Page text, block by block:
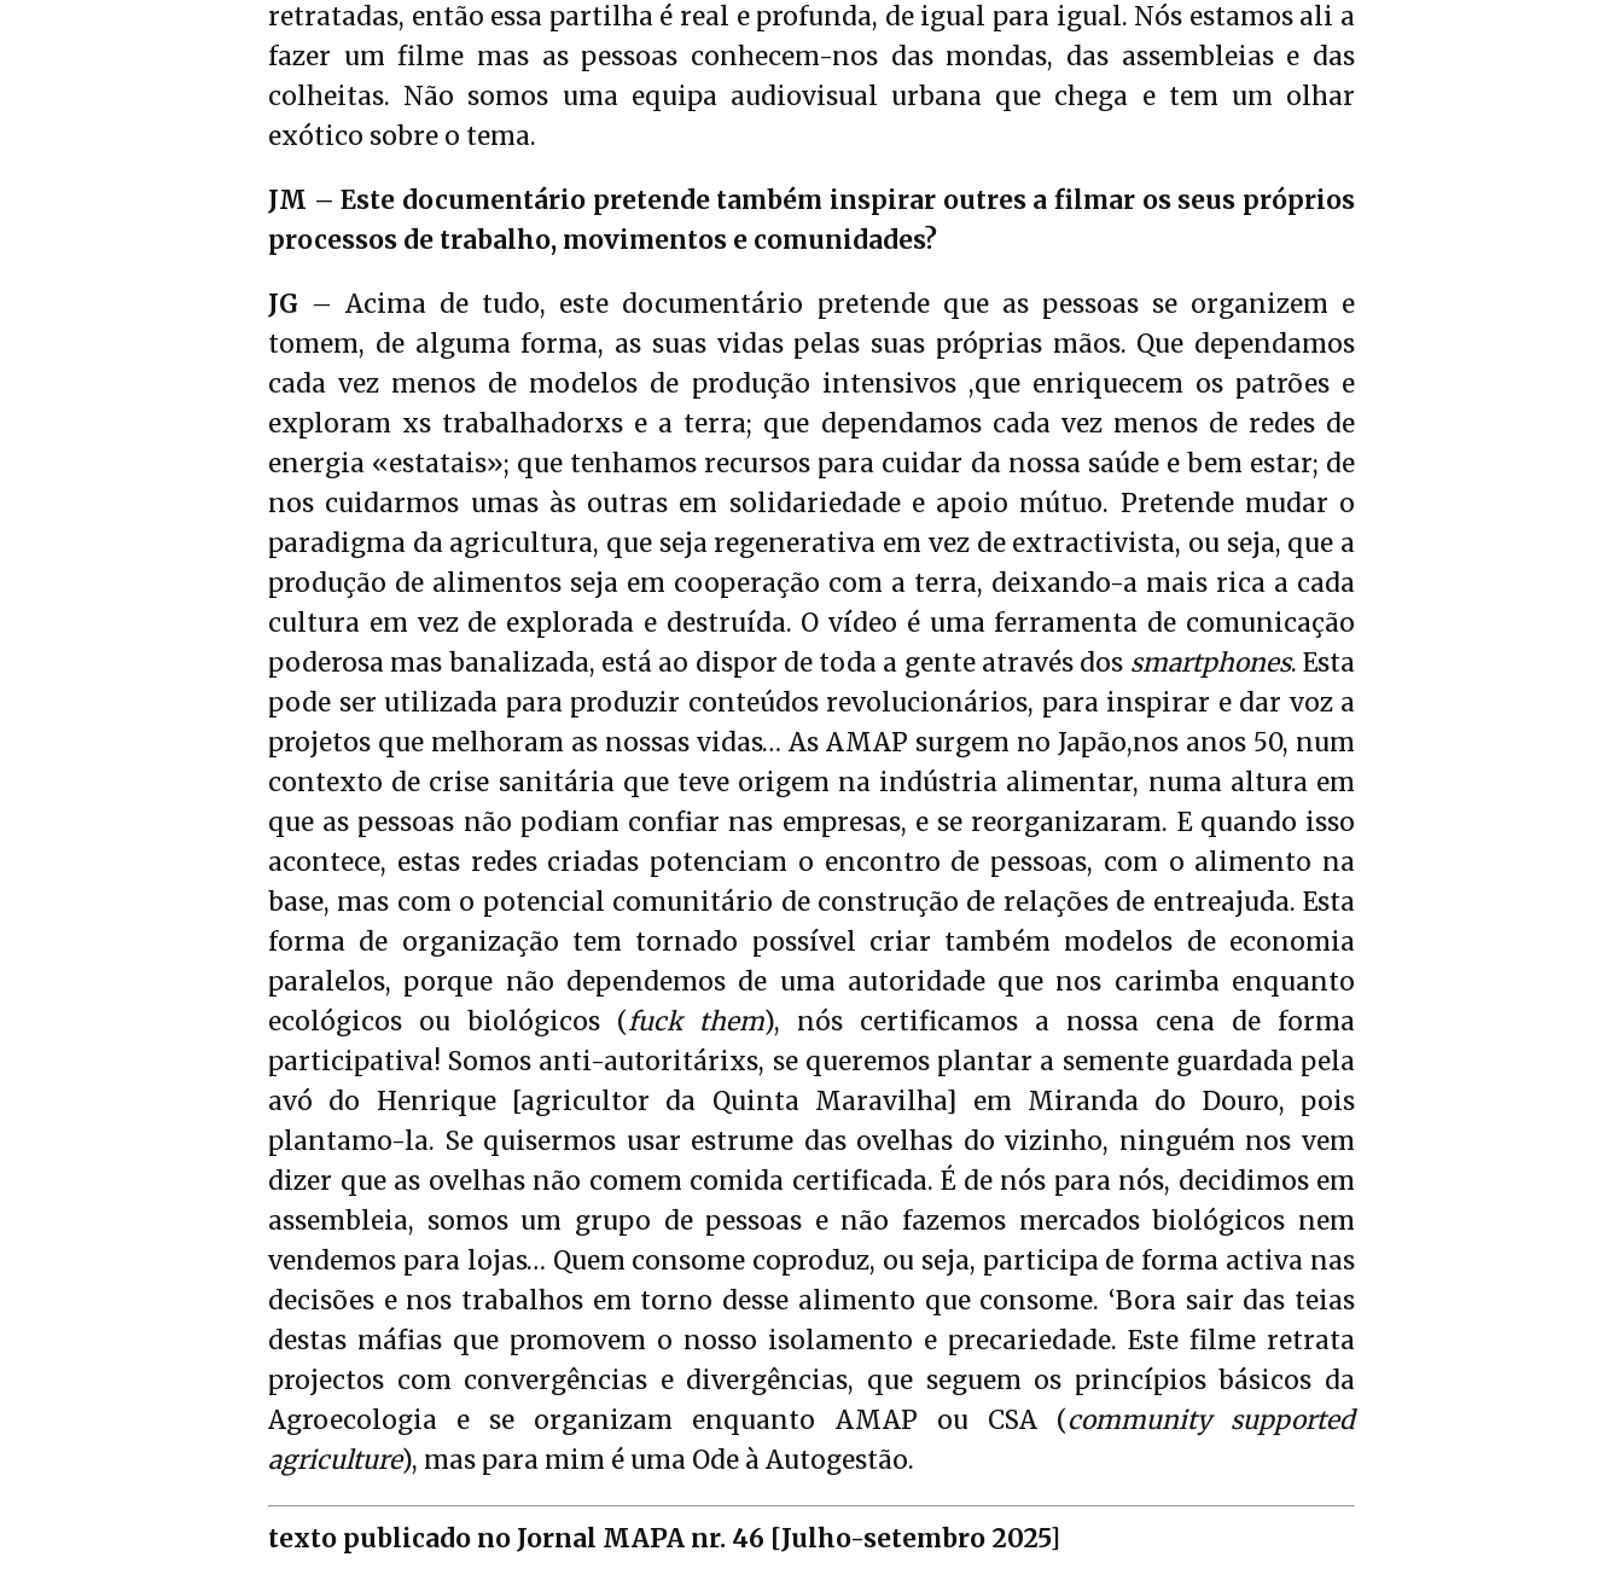
retratadas, então essa partilha é real e profunda, de igual para igual. Nós estamos ali a
fazer um filme mas as pessoas conhecem-nos das mondas, das assembleias e das
colheitas. Não somos uma equipa audiovisual urbana que chega e tem um olhar
exótico sobre o tema.
JM – Este documentário pretende também inspirar outres a filmar os seus próprios
processos de trabalho, movimentos e comunidades?
JG – Acima de tudo, este documentário pretende que as pessoas se organizem e
tomem, de alguma forma, as suas vidas pelas suas próprias mãos. Que dependamos
cada vez menos de modelos de produção intensivos ,que enriquecem os patrões e
exploram xs trabalhadorxs e a terra; que dependamos cada vez menos de redes de
energia «estatais»; que tenhamos recursos para cuidar da nossa saúde e bem estar; de
nos cuidarmos umas às outras em solidariedade e apoio mútuo. Pretende mudar o
paradigma da agricultura, que seja regenerativa em vez de extractivista, ou seja, que a
produção de alimentos seja em cooperação com a terra, deixando-a mais rica a cada
cultura em vez de explorada e destruída. O vídeo é uma ferramenta de comunicação
poderosa mas banalizada, está ao dispor de toda a gente através dos smartphones. Esta
pode ser utilizada para produzir conteúdos revolucionários, para inspirar e dar voz a
projetos que melhoram as nossas vidas… As AMAP surgem no Japão,nos anos 50, num
contexto de crise sanitária que teve origem na indústria alimentar, numa altura em
que as pessoas não podiam confiar nas empresas, e se reorganizaram. E quando isso
acontece, estas redes criadas potenciam o encontro de pessoas, com o alimento na
base, mas com o potencial comunitário de construção de relações de entreajuda. Esta
forma de organização tem tornado possível criar também modelos de economia
paralelos, porque não dependemos de uma autoridade que nos carimba enquanto
ecológicos ou biológicos (fuck them), nós certificamos a nossa cena de forma
participativa! Somos anti-autoritárixs, se queremos plantar a semente guardada pela
avó do Henrique [agricultor da Quinta Maravilha] em Miranda do Douro, pois
plantamo-la. Se quisermos usar estrume das ovelhas do vizinho, ninguém nos vem
dizer que as ovelhas não comem comida certificada. É de nós para nós, decidimos em
assembleia, somos um grupo de pessoas e não fazemos mercados biológicos nem
vendemos para lojas… Quem consome coproduz, ou seja, participa de forma activa nas
decisões e nos trabalhos em torno desse alimento que consome. ‘Bora sair das teias
destas máfias que promovem o nosso isolamento e precariedade. Este filme retrata
projectos com convergências e divergências, que seguem os princípios básicos da
Agroecologia e se organizam enquanto AMAP ou CSA (community supported
agriculture), mas para mim é uma Ode à Autogestão.
texto publicado no Jornal MAPA nr. 46 [Julho-setembro 2025]